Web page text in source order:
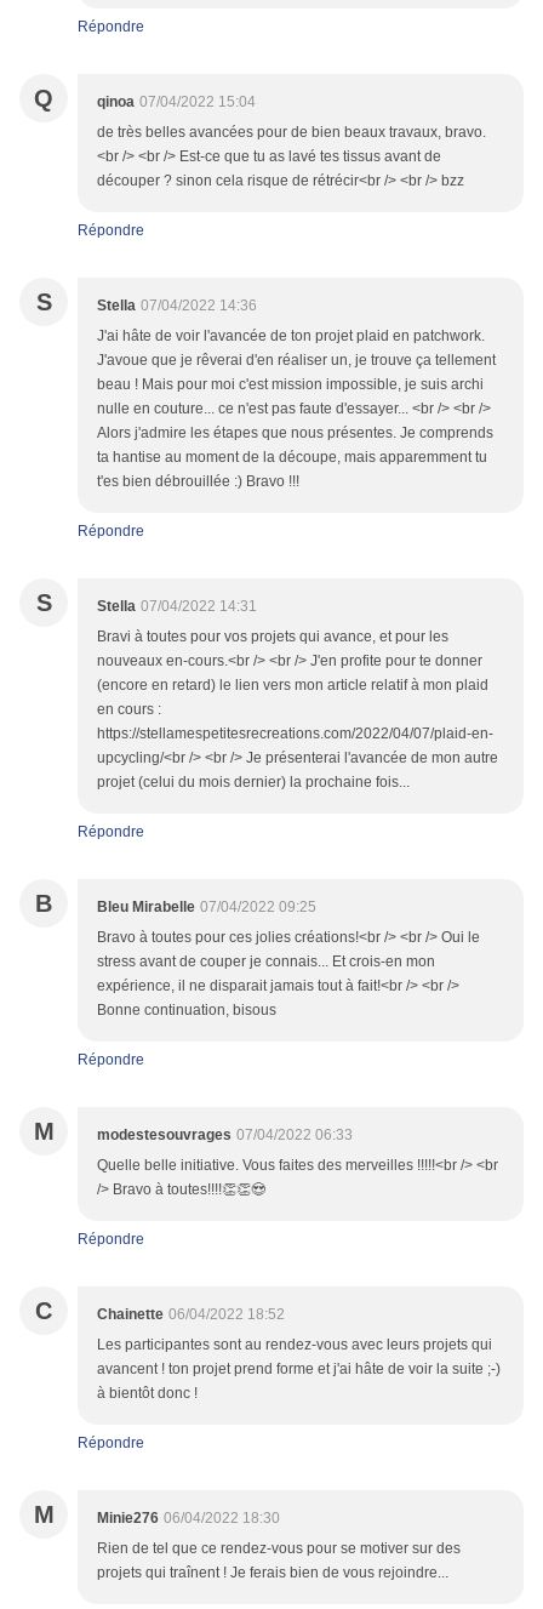
Répondre
Q qinoa 07/04/2022 15:04
de très belles avancées pour de bien beaux travaux, bravo.
<br /> <br /> Est-ce que tu as lavé tes tissus avant de
découper ? sinon cela risque de rétrécir<br /> <br /> bzz
Répondre
S Stella 07/04/2022 14:36
J'ai hâte de voir l'avancée de ton projet plaid en patchwork.
J'avoue que je rêverai d'en réaliser un, je trouve ça tellement
beau ! Mais pour moi c'est mission impossible, je suis archi
nulle en couture... ce n'est pas faute d'essayer... <br /> <br />
Alors j'admire les étapes que nous présentes. Je comprends
ta hantise au moment de la découpe, mais apparemment tu
t'es bien débrouillée :) Bravo !!!
Répondre
S Stella 07/04/2022 14:31
Bravi à toutes pour vos projets qui avance, et pour les
nouveaux en-cours.<br /> <br /> J'en profite pour te donner
(encore en retard) le lien vers mon article relatif à mon plaid
en cours :
https://stellamespetitesrecreations.com/2022/04/07/plaid-en-
upcycling/<br /> <br /> Je présenterai l'avancée de mon autre
projet (celui du mois dernier) la prochaine fois...
Répondre
B Bleu Mirabelle 07/04/2022 09:25
Bravo à toutes pour ces jolies créations!<br /> <br /> Oui le
stress avant de couper je connais... Et crois-en mon
expérience, il ne disparait jamais tout à fait!<br /> <br />
Bonne continuation, bisous
Répondre
M modestesouvrages 07/04/2022 06:33
Quelle belle initiative. Vous faites des merveilles !!!!!<br /> <br
/> Bravo à toutes!!!!👏👏😍
Répondre
C Chainette 06/04/2022 18:52
Les participantes sont au rendez-vous avec leurs projets qui
avancent ! ton projet prend forme et j'ai hâte de voir la suite ;-)
à bientôt donc !
Répondre
M Minie276 06/04/2022 18:30
Rien de tel que ce rendez-vous pour se motiver sur des
projets qui traînent ! Je ferais bien de vous rejoindre...